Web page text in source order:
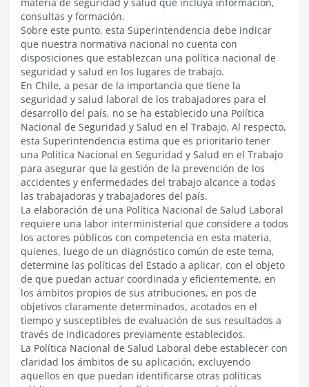
consultas y formación.
Sobre este punto, esta Superintendencia debe indicar
que nuestra normativa nacional no cuenta con
disposiciones que establezcan una política nacional de
seguridad y salud en los lugares de trabajo.
En Chile, a pesar de la importancia que tiene la
seguridad y salud laboral de los trabajadores para el
desarrollo del país, no se ha establecido una Política
Nacional de Seguridad y Salud en el Trabajo. Al respecto,
esta Superintendencia estima que es prioritario tener
una Política Nacional en Seguridad y Salud en el Trabajo
para asegurar que la gestión de la prevención de los
accidentes y enfermedades del trabajo alcance a todas
las trabajadoras y trabajadores del país.
La elaboración de una Política Nacional de Salud Laboral
requiere una labor interministerial que considere a todos
los actores públicos con competencia en esta materia,
quienes, luego de un diagnóstico común de este tema,
determine las políticas del Estado a aplicar, con el objeto
de que puedan actuar coordinada y eficientemente, en
los ámbitos propios de sus atribuciones, en pos de
objetivos claramente determinados, acotados en el
tiempo y susceptibles de evaluación de sus resultados a
través de indicadores previamente establecidos.
La Política Nacional de Salud Laboral debe establecer con
claridad los ámbitos de su aplicación, excluyendo
aquellos en que puedan identificarse otras políticas